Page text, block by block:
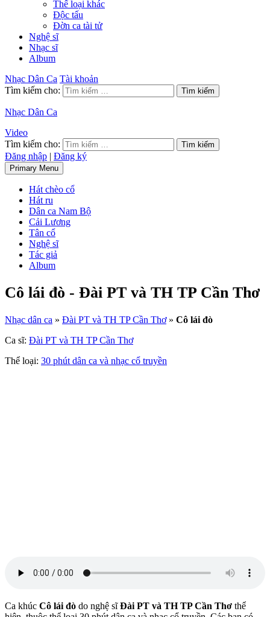
Thể loại khác
Độc tấu
Đờn ca tài tử
Nghệ sĩ
Nhạc sĩ
Album
Nhạc Dân Ca Tài khoản
Tìm kiếm cho:
Nhạc Dân Ca
Video
Tìm kiếm cho:
Đăng nhập | Đăng ký
Primary Menu
Hát chèo cổ
Hát ru
Dân ca Nam Bộ
Cải Lương
Tân cổ
Nghệ sĩ
Tác giả
Album
Cô lái đò - Đài PT và TH TP Cần Thơ
Nhạc dân ca » Đài PT và TH TP Cần Thơ» Cô lái đò
Ca sĩ: Đài PT và TH TP Cần Thơ
Thể loại: 30 phút dân ca và nhạc cổ truyền
Ca khúc Cô lái đò do nghệ sĩĐài PT và TH TP Cần Thơ thể